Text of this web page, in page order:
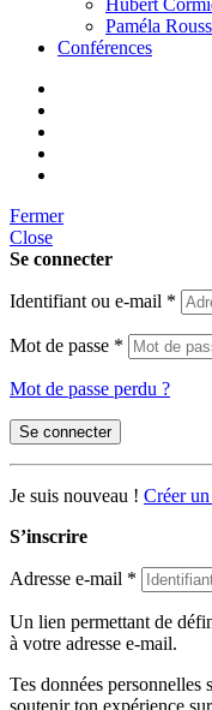
Hubert
Paméla
Conférences
Fermer
Close
Se connecter
Identifiant ou e-mail *
Mot de passe *
Mot de passe perdu ?
Se connecter
Je suis nouveau ! Créer
S’inscrire
Adresse e-mail *
Un lien permettant de
à votre adresse e-mail.
Tes données personnelles
soutenir ton expérience